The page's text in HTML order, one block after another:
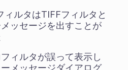
ィルタはTIFFフィルタと
ッセージを出すことが
ィルタが誤って表示し
メッセージダイアログ